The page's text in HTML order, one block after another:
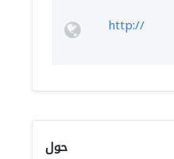
http://
حول